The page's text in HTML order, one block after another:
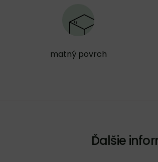
matný povrch
Ďalšie